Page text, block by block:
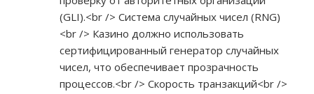
(GLI).<br /> Система случайных чисел (RNG)
<br /> Казино должно использовать
сертифицированный генератор случайных
чисел, что обеспечивает прозрачность
процессов.<br /> Скорость транзакций<br />